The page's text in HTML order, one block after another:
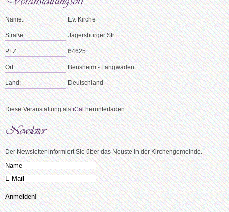
Name: Ev. Kirche
Straße: Jägersburger Str.
PLZ: 64625
Ort: Bensheim - Langwaden
Land: Deutschland
Diese Veranstaltung alsiCalherunterladen.
Der Newsletter informiert Sie über das Neuste in der Kirchengemeinde.